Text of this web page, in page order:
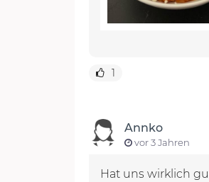
1
Annko
vor 3 Jahren
Hat uns wirklich